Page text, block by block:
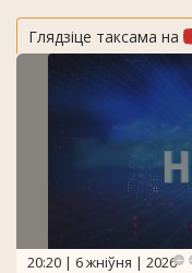
Глядзіце таксама на
20:20 | 6 жніўня | 2026